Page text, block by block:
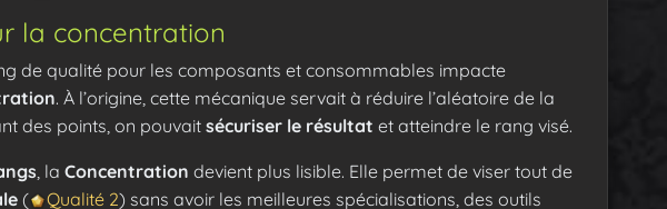
la concentration
de qualité pour les composants et consommables impacte
. À l’origine, cette mécanique servait à réduire l’aléatoire de la
des points, on pouvait sécuriser le résultat et atteindre le rang visé.
, la Concentration devient plus lisible. Elle permet de viser tout de
( Qualité 2) sans avoir les meilleures spécialisations, des outils